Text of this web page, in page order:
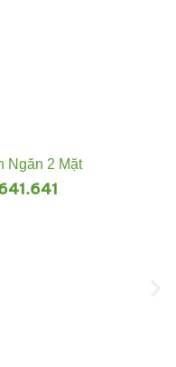
Ngăn 2 Mặt